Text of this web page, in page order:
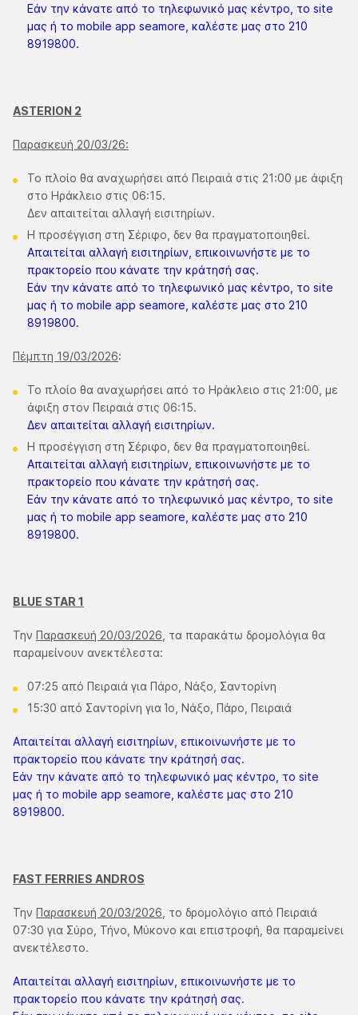
Εάν την κάνατε από το τηλεφωνικό μας κέντρο, το site
μας ή το mobile app seamore, καλέστε μας στο 210
8919800.
ASTERION 2
Παρασκευή 20/03/26:
Το πλοίο θα αναχωρήσει από Πειραιά στις 21:00 με άφιξη
στο Ηράκλειο στις 06:15.
Δεν απαιτείται αλλαγή εισιτηρίων.
Η προσέγγιση στη Σέριφο, δεν θα πραγματοποιηθεί.
Απαιτείται αλλαγή εισιτηρίων, επικοινωνήστε με το
πρακτορείο που κάνατε την κράτησή σας.
​Εάν την κάνατε από το τηλεφωνικό μας κέντρο, το site
μας ή το mobile app seamore, καλέστε μας στο 210
8919800.
Πέμπτη 19/03/2026:
Το πλοίο θα αναχωρήσει από το Ηράκλειο στις 21:00, με
άφιξη στον Πειραιά στις 06:15.
Δεν απαιτείται αλλαγή εισιτηρίων.
Η προσέγγιση στη Σέριφο, δεν θα πραγματοποιηθεί.
Απαιτείται αλλαγή εισιτηρίων, επικοινωνήστε με το
πρακτορείο που κάνατε την κράτησή σας.
Εάν την κάνατε από το τηλεφωνικό μας κέντρο, το site
μας ή το mobile app seamore, καλέστε μας στο 210
8919800.
BLUE STAR 1
Την Παρασκευή 20/03/2026 , τα παρακάτω δρομολόγια θα
παραμείνουν ανεκτέλεστα:
07:25 από Πειραιά για Πάρο, Νάξο, Σαντορίνη
15:30 από Σαντορίνη για Ίο, Νάξο, Πάρο, Πειραιά
Απαιτείται αλλαγή εισιτηρίων, επικοινωνήστε με το
πρακτορείο που κάνατε την κράτησή σας.
Εάν την κάνατε από το τηλεφωνικό μας κέντρο, το site
μας ή το mobile app seamore, καλέστε μας στο 210
8919800.
FAST FERRIES ANDROS
Την Παρασκευή 20/03/2026 , το δρομολόγιο από Πειραιά
07:30 για Σύρο, Τήνο, Μύκονο και επιστροφή, θα παραμείνει
ανεκτέλεστο.
Απαιτείται αλλαγή εισιτηρίων, επικοινωνήστε με το
πρακτορείο που κάνατε την κράτησή σας.